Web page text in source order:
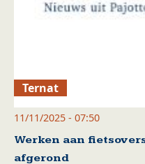
Ternat
11/11/2025 - 07:50
Werken aan
afgerond